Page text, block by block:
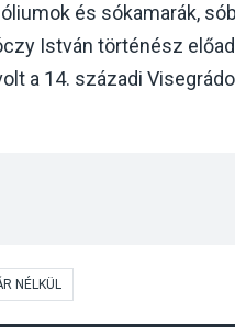
és sókamarák,
István történész
a 14. századi
NÉLKÜL